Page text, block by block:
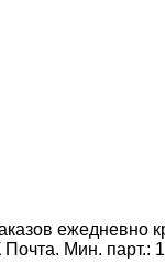
ежедневно
Мин. парт.: 1